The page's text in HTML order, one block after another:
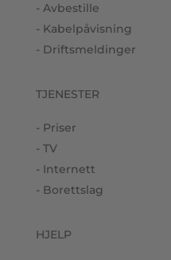
- Avbestille
- Kabelpåvisning
- Driftsmeldinger
TJENESTER
- Priser
- TV
- Internett
- Borettslag
HJELP